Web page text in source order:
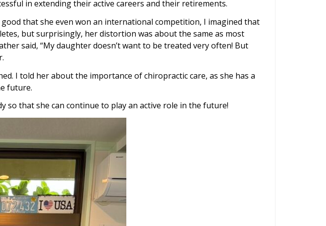
in extending their active careers and their retirements.
that she even won an international competition, I imagined that
but surprisingly, her distortion was about the same as most
said, “My daughter doesn’t want to be treated very often! But
I told her about the importance of chiropractic care, as she has a
future.
so that she can continue to play an active role in the future!